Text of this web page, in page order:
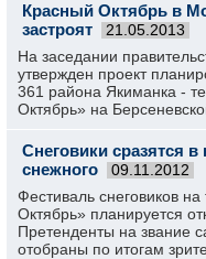
Красный Октябрь в
застроят
21.05.2013
На заседании
утвержден проект
361 района Якиманка -
Октябрь» на
Снеговики сразятся в
снежного
09.11.2012
Фестиваль снеговиков
Октябрь» планируется
Претенденты на звание
отобраны по итогам